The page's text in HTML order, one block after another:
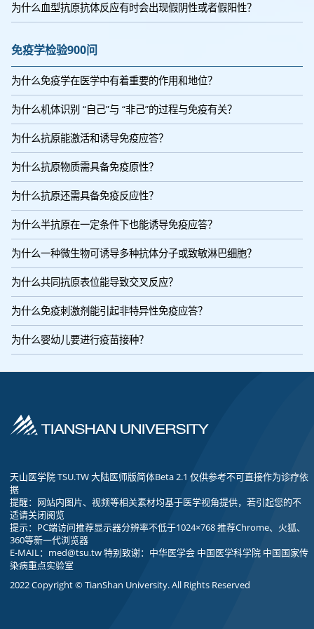
为什么血型抗原抗体反应有时会出现假阴性或者假阳性？
免疫学检验900问
为什么免疫学在医学中有着重要的作用和地位？
为什么机体识别 “自己”与 “非己”的过程与免疫有关？
为什么抗原能激活和诱导免疫应答？
为什么抗原物质需具备免疫原性？
为什么抗原还需具备免疫反应性？
为什么半抗原在一定条件下也能诱导免疫应答？
为什么一种微生物可诱导多种抗体分子或致敏淋巴细胞？
为什么共同抗原表位能导致交叉反应？
为什么免疫刺激剂能引起非特异性免疫应答？
为什么婴幼儿要进行疫苗接种？
天山医学院 TSU.TW 大陆医师版简体Beta 2.1 仅供参考不可直接作为诊疗依
据
提醒：网站内图片、视频等相关素材均基于医学视角提供，若引起您的不
适请关闭阅览
提示：PC端访问推荐显示器分辨率不低于1024×768 推荐Chrome、火狐、
360等新一代浏览器
E-MAIL： med@tsu.tw特别致谢：中华医学会 中国医学科学院 中国国家传
染病重点实验室
2022 Copyright © TianShan University. All Rights Reserved